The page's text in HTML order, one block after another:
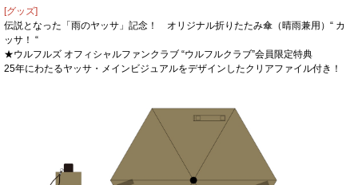
[グッズ]
伝説となった「雨のヤッサ」記念！ オリジナル折りたたみ傘（晴雨兼用）“ カ
ッサ！ “
★ウルフルズ オフィシャルファンクラブ “ウルフルクラブ”会員限定特典
25年にわたるヤッサ・メインビジュアルをデザインしたクリアファイル付き！